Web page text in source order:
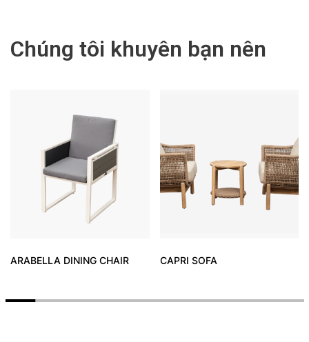
Chúng tôi khuyên bạn nên
ARABELLA DINING CHAIR CAPRI SOFA